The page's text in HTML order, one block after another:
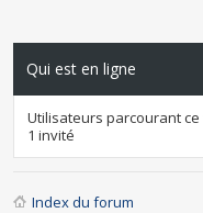
Qui est en ligne
Utilisateurs parcourant
1 invité
Index du forum